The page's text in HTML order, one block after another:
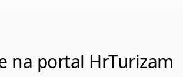
na portal HrTurizam